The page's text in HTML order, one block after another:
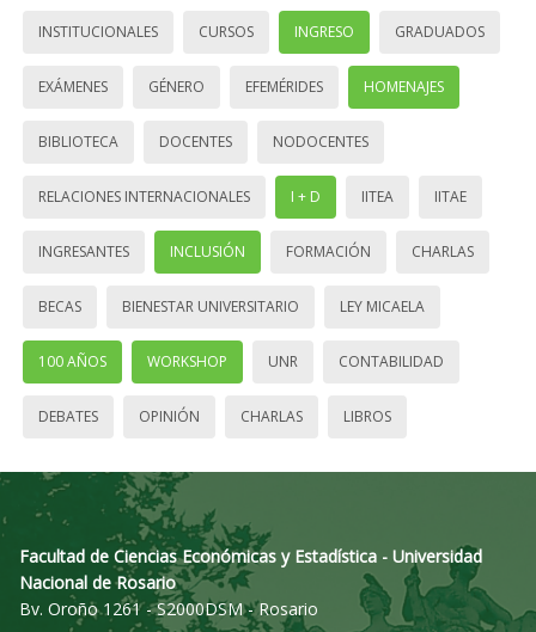
INSTITUCIONALES CURSOS INGRESO GRADUADOS
EXÁMENES GÉNERO EFEMÉRIDES HOMENAJES
BIBLIOTECA DOCENTES NODOCENTES
RELACIONES INTERNACIONALES I + D IITEA IITAE
INGRESANTES INCLUSIÓN FORMACIÓN CHARLAS
BECAS BIENESTAR UNIVERSITARIO LEY MICAELA
100 AÑOS WORKSHOP UNR CONTABILIDAD
DEBATES OPINIÓN CHARLAS LIBROS
Facultad de Ciencias Económicas y Estadística - Universidad
Nacional de Rosario
Bv. Oroño 1261 - S2000DSM - Rosario